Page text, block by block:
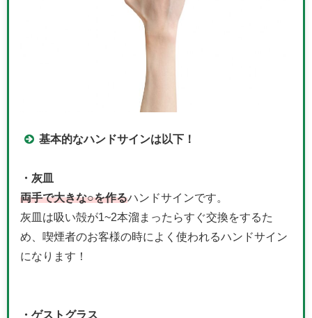
基本的なハンドサインは以下！
・灰皿
両手で大きな○を作るハンドサインです。
灰皿は吸い殻が1~2本溜まったらすぐ交換をするた
め、喫煙者のお客様の時によく使われるハンドサイン
になります！
・ゲストグラス